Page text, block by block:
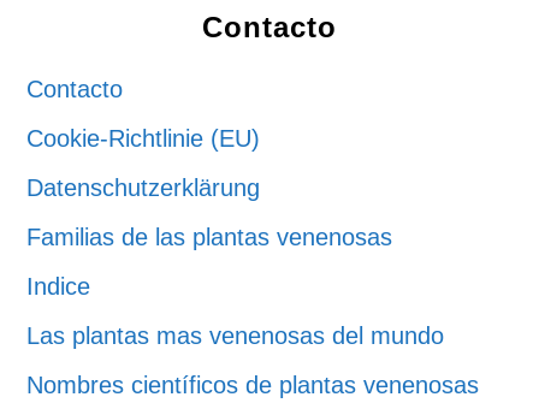
Contacto
Contacto
Cookie-Richtlinie (EU)
Datenschutzerklärung
Familias de las plantas venenosas
Indice
Las plantas mas venenosas del mundo
Nombres científicos de plantas venenosas